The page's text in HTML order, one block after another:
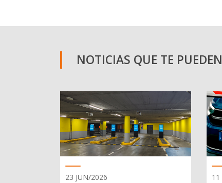
NOTICIAS QUE TE
23 JUN/2026 11